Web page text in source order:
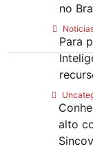
no
Para
alto